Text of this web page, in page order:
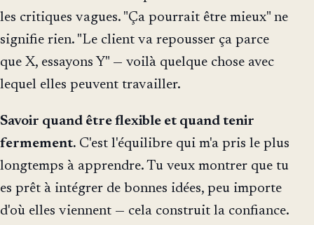
les critiques vagues. "Ça pourrait être mieux" ne
signifie rien. "Le client va repousser ça parce
que X, essayons Y" — voilà quelque chose avec
lequel elles peuvent travailler.
Savoir quand être flexible et quand tenir
fermement. C'est l'équilibre qui m'a pris le plus
longtemps à apprendre. Tu veux montrer que tu
es prêt à intégrer de bonnes idées, peu importe
d'où elles viennent — cela construit la confiance.